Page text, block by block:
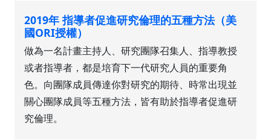
2019年 指導者促進研究倫理的五種方法（美
國ORI授權）
做為一名計畫主持人、研究團隊召集人、指導教授
或者指導者，都是培育下一代研究人員的重要角
色。向團隊成員傳達你對研究的期待、時常出現並
關心團隊成員等五種方法，皆有助於指導者促進研
究倫理。